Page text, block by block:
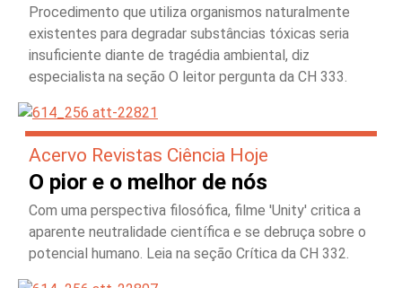
Procedimento que utiliza organismos naturalmente
existentes para degradar substâncias tóxicas seria
insuficiente diante de tragédia ambiental, diz
especialista na seção O leitor pergunta da CH 333.
Acervo Revistas Ciência Hoje
O pior e o melhor de nós
Com uma perspectiva filosófica, filme 'Unity' critica a
aparente neutralidade científica e se debruça sobre o
potencial humano. Leia na seção Crítica da CH 332.